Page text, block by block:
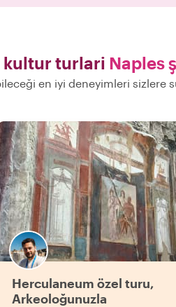
kultur turlari Naples
en iyi deneyimleri sizlere
Herculaneum özel turu,
Arkeoloğunuzla